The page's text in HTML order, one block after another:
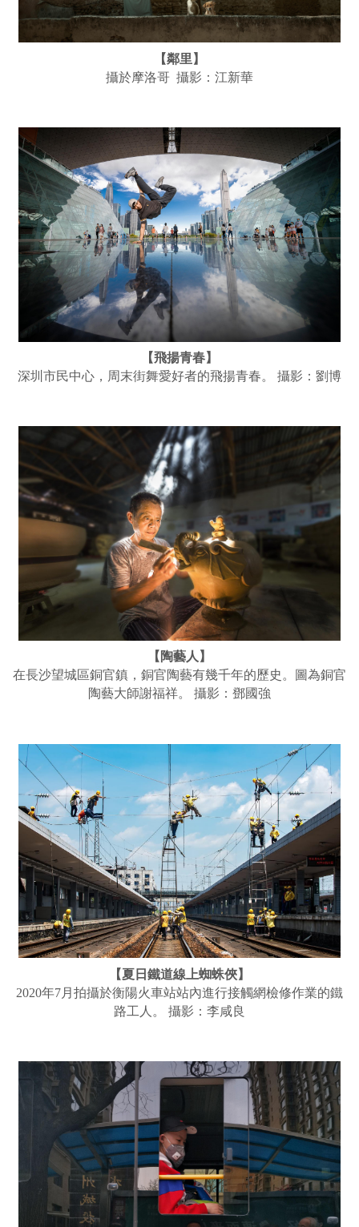
【鄰里】
攝於摩洛哥 攝影：江新華
【飛揚青春】
深圳市民中心，周末街舞愛好者的飛揚青春。 攝影：劉博
【陶藝人】
在長沙望城區銅官鎮，銅官陶藝有幾千年的歷史。圖為銅官
陶藝大師謝福祥。 攝影：鄧國強
【夏日鐵道線上蜘蛛俠】
2020年7月拍攝於衡陽火車站站內進行接觸網檢修作業的鐵
路工人。 攝影：李咸良